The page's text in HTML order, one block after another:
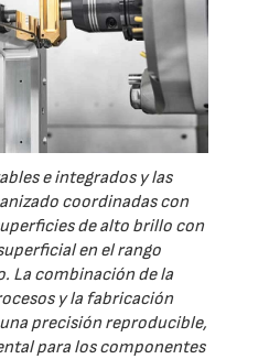
e integrados y las
coordinadas con
de alto brillo con
en el rango
La combinación de la
y la fabricación
precisión reproducible,
para los componentes